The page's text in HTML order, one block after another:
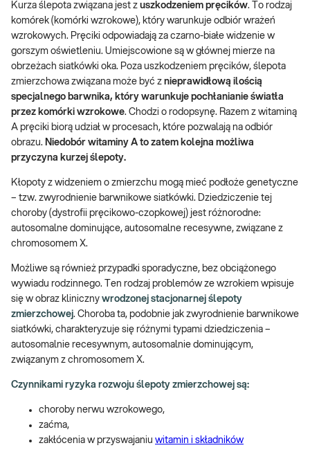
Kurza ślepota związana jest z uszkodzeniem pręcików. To rodzaj
komórek (komórki wzrokowe), który warunkuje odbiór wrażeń
wzrokowych. Pręciki odpowiadają za czarno-białe widzenie w
gorszym oświetleniu. Umiejscowione są w głównej mierze na
obrzeżach siatkówki oka. Poza uszkodzeniem pręcików, ślepota
zmierzchowa związana może być z nieprawidłową ilością
specjalnego barwnika, który warunkuje pochłanianie światła
przez komórki wzrokowe. Chodzi o rodopsynę. Razem z witaminą
A pręciki biorą udział w procesach, które pozwalają na odbiór
obrazu. Niedobór witaminy A to zatem kolejna możliwa
przyczyna kurzej ślepoty.
Kłopoty z widzeniem o zmierzchu mogą mieć podłoże genetyczne
– tzw. zwyrodnienie barwnikowe siatkówki. Dziedziczenie tej
choroby (dystrofii pręcikowo-czopkowej) jest różnorodne:
autosomalne dominujące, autosomalne recesywne, związane z
chromosomem X.
Możliwe są również przypadki sporadyczne, bez obciążonego
wywiadu rodzinnego. Ten rodzaj problemów ze wzrokiem wpisuje
się w obraz kliniczny wrodzonej stacjonarnej ślepoty
zmierzchowej. Choroba ta, podobnie jak zwyrodnienie barwnikowe
siatkówki, charakteryzuje się różnymi typami dziedziczenia –
autosomalnie recesywnym, autosomalnie dominującym,
związanym z chromosomem X.
Czynnikami ryzyka rozwoju ślepoty zmierzchowej są:
choroby nerwu wzrokowego,
zaćma,
zakłócenia w przyswajaniu witamin i składników